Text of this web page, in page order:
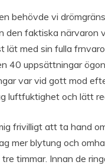
behövde vi
den faktiska närvaron
lät med sin fulla
40 uppsättningar
var vid gott mod
luftfuktighet och lätt
frivilligt att ta hand
mer blytung och
timmar. Innan de